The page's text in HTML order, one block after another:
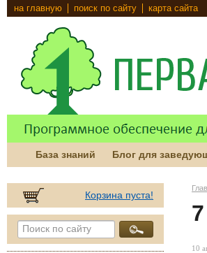
на главную поиск по сайту карта сайта
База знаний Блог для
Корзина пуста!
10